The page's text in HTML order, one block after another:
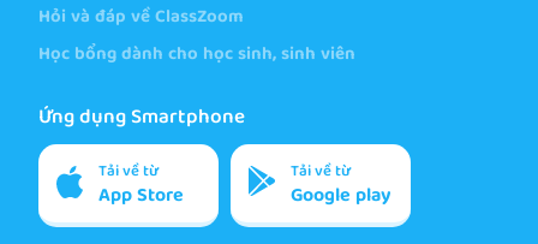
Hỏi và đáp về ClassZoom
Học bổng dành cho học sinh, sinh viên
Ứng dụng Smartphone
Tải về từ
App Store
Tải về từ
Google play